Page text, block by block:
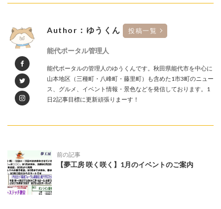
Author：ゆうくん 投稿一覧
能代ポータル管理人
能代ポータルの管理人のゆうくんです。秋田県能代市を中心に
山本地区（三種町・八峰町・藤里町）も含めた1市3町のニュー
ス、グルメ、イベント情報・景色などを発信しております。1
日2記事目標に更新頑張りまーす！
前の記事
【夢工房 咲く咲く】1月のイベントのご案内